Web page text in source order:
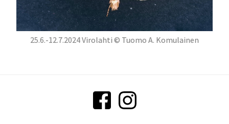
25.6.-12.7.2024 Virolahti © Tuomo A. Komulainen